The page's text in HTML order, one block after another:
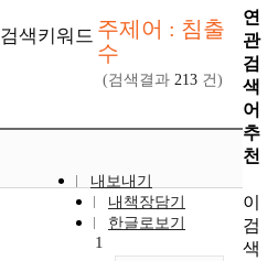
검색키워드 주제어 : 침출
수
(검색결과 213 건)
내보내기
내책장담기
한글로보기
1
연
관
검
색
어
추
천
이
검
색